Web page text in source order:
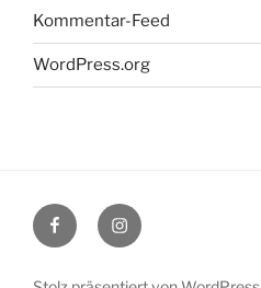
Kommentar-Feed
WordPress.org
FacebookInstagram